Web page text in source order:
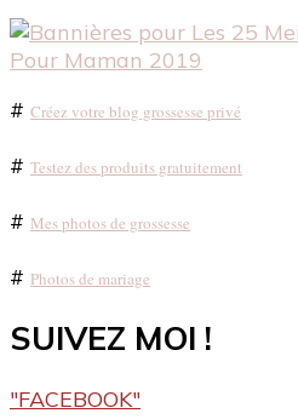
# Créez votre blog grossesse privé
# Testez des produits gratuitement
# Mes photos de grossesse
# Photos de mariage
SUIVEZ MOI !
"FACEBOOK"